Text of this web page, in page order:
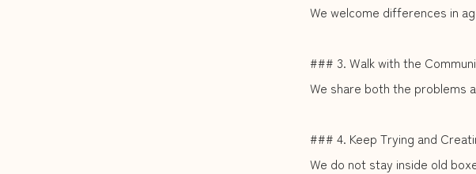
We welcome differences in
### 3. Walk with the
We share both the problems
### 4. Keep Trying and
We do not stay inside old